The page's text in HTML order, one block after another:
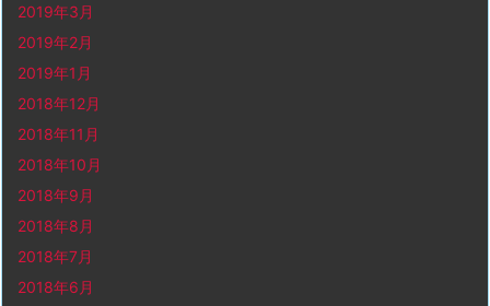
2019年3月
2019年2月
2019年1月
2018年12月
2018年11月
2018年10月
2018年9月
2018年8月
2018年7月
2018年6月